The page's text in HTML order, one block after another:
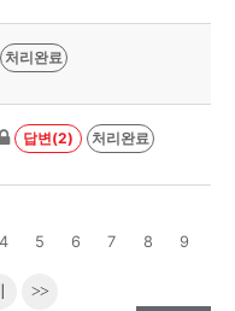
처리완료
답변(2) 처리완료
4 5 6 7 8 9
>>